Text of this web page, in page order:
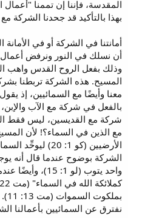
بهذا بالتأكيد قد جحدنا الشركة مع
أمانتنا في الشركة أو في الأمانة
أن نسلك في النور ونرفض أعمال
وذلك بفعل الروح القدس واهب
المسيح. هذه الشركة تربطنا
معنا وأيضًا مع السمائيين، إذ
بالفعل في شركة مع الآب
شركة مع القديسين، ليس فقط
مع الذين في السماء؟! لأن
الأرضيين (كو 1:
الشركة بوضوح عندما قال أنه
واحد يتوب (لو 1:
نفترق عن السمائيين بأعمالنا